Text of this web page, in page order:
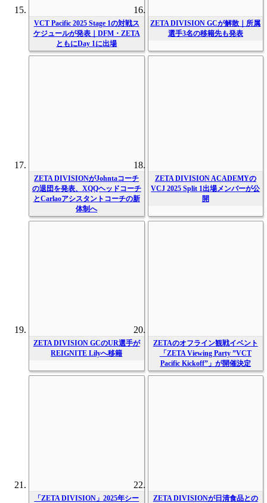
VCT Pacific 2025 Stage 1の対戦ス
ケジュールが発表｜DFM・ZETA
ともにDay 1に出場
ZETA DIVISION GCが解散｜所属
選手3名の移籍先も発表
ZETA DIVISIONがJohntaコーチ
の退団を発表、XQQヘッドコーチ
とCarlaoアシスタントコーチの新
体制へ
ZETA DIVISION ACADEMYの
VCJ 2025 Split 1出場メンバーが公
開
ZETA DIVISION GCのUR選手が
REIGNITE Lilyへ移籍
ZETAのオフライン観戦イベント
「ZETA Viewing Party ”VCT
Pacific Kickoff”」が開催決定
「ZETA DIVISION」2025年シー ZETA DIVISIONが日清食品との